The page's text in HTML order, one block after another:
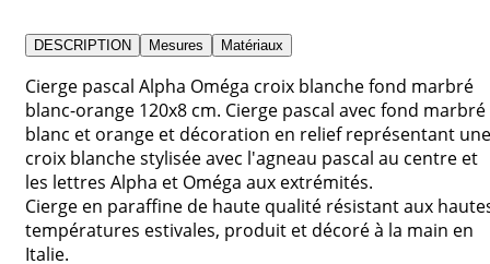
DESCRIPTION Mesures Matériaux
Cierge pascal Alpha Oméga croix blanche fond marbré
blanc-orange 120x8 cm. Cierge pascal avec fond marbré
blanc et orange et décoration en relief représentant une
croix blanche stylisée avec l'agneau pascal au centre et
les lettres Alpha et Oméga aux extrémités.
Cierge en paraffine de haute qualité résistant aux
températures estivales, produit et décoré à la main en
Italie.